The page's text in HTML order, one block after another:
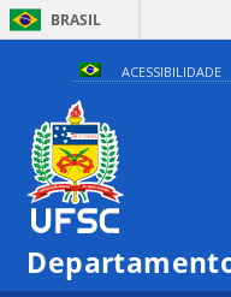
BRASIL
ACESSIBILIDADE